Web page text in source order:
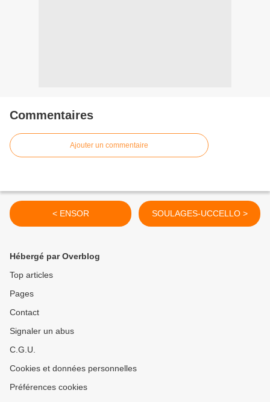
Commentaires
Ajouter un commentaire
< ENSOR SOULAGES-UCCELLO >
Hébergé par Overblog
Top articles
Pages
Contact
Signaler un abus
C.G.U.
Cookies et données personnelles
Préférences cookies